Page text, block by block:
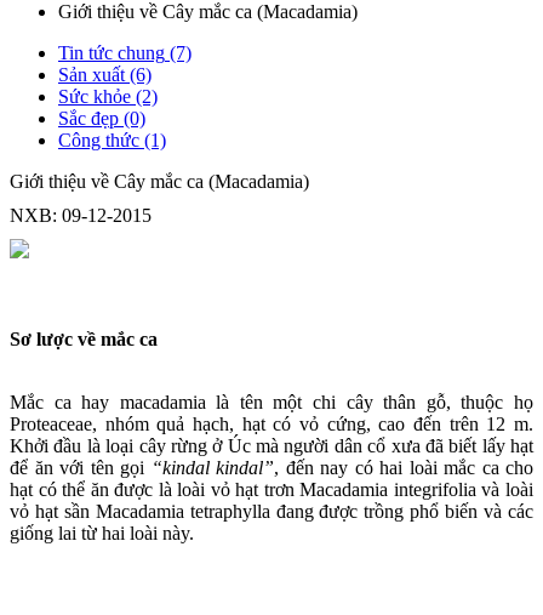
Giới thiệu về Cây mắc ca (Macadamia)
Tin tức chung (7)
Sản xuất (6)
Sức khỏe (2)
Sắc đẹp (0)
Công thức (1)
Giới thiệu về Cây mắc ca (Macadamia)
NXB: 09-12-2015
Sơ lược về mắc ca
Mắc ca hay macadamia là tên một chi cây thân gỗ, thuộc họ
Proteaceae, nhóm quả hạch, hạt có vỏ cứng, cao đến trên 12 m.
Khởi đầu là loại cây rừng ở Úc mà người dân cổ xưa đã biết lấy hạt
để ăn với tên gọi “kindal kindal”, đến nay có hai loài mắc ca cho
hạt có thể ăn được là loài vỏ hạt trơn Macadamia integrifolia và loài
vỏ hạt sần Macadamia tetraphylla đang được trồng phổ biến và các
giống lai từ hai loài này.